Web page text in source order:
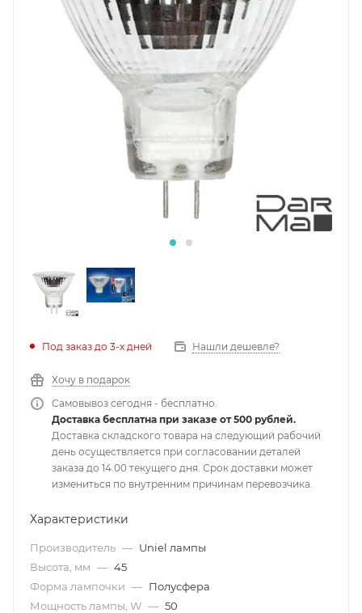
Под заказ до 3-х дней Нашли дешевле?
Хочу в подарок
Самовывоз сегодня - бесплатно.
Доставка бесплатна при заказе от 500 рублей.
Доставка складского товара на следующий рабочий
день осуществляется при согласовании деталей
заказа до 14.00 текущего дня. Срок доставки может
измениться по внутренним причинам перевозчика.
Характеристики
Производитель — Uniel лампы
Высота, мм — 45
Форма лампочки — Полусфера
Мощность лампы, W — 50